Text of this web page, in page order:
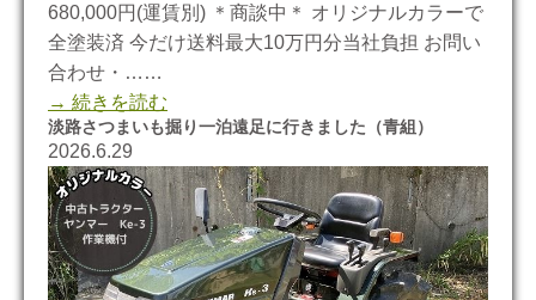
680,000円(運賃別) ＊商談中＊ オリジナルカラーで
全塗装済 今だけ送料最大10万円分当社負担 お問い
合わせ・……
→ 続きを読む
淡路さつまいも掘り一泊遠足に行きました（青組）
2026.6.29